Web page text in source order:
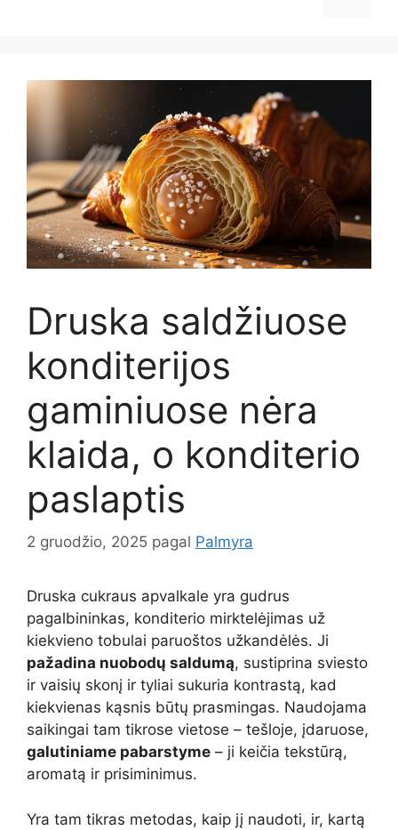
Druska saldžiuose
konditerijos
gaminiuose nėra
klaida, o konditerio
paslaptis
2 gruodžio, 2025 pagal Palmyra
Druska cukraus apvalkale yra gudrus
pagalbininkas, konditerio mirktelėjimas už
kiekvieno tobulai paruoštos užkandėlės. Ji
pažadina nuobodų saldumą, sustiprina sviesto
ir vaisių skonį ir tyliai sukuria kontrastą, kad
kiekvienas kąsnis būtų prasmingas. Naudojama
saikingai tam tikrose vietose – tešloje, įdaruose,
galutiniame pabarstyme – ji keičia tekstūrą,
aromatą ir prisiminimus.
Yra tam tikras metodas, kaip jį naudoti, ir, kartą